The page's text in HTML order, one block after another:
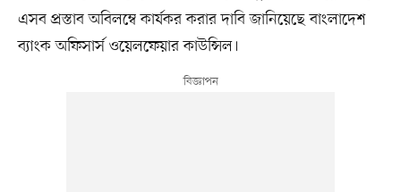
এসব প্রস্তাব অবিলম্বে কার্যকর করার দাবি জানিয়েছে বাংলাদেশ
ব্যাংক অফিসার্স ওয়েলফেয়ার কাউন্সিল।